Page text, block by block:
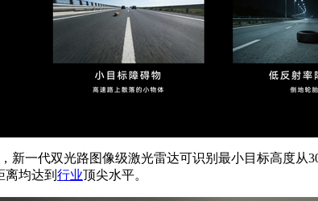
新一代双光路图像级激光雷达可识别最小目标高度从
离均达到 行业顶尖水平。